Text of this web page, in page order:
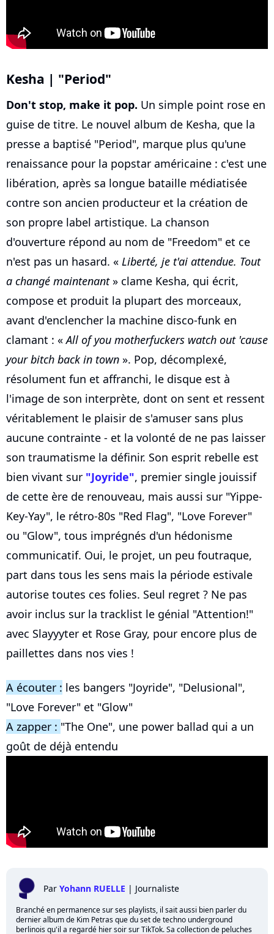
Kesha | "Period"
Don't stop, make it pop. Un simple point rose en
guise de titre. Le nouvel album de Kesha, que la
presse a baptisé "Period", marque plus qu'une
renaissance pour la popstar américaine : c'est une
libération, après sa longue bataille médiatisée
contre son ancien producteur et la création de
son propre label artistique. La chanson
d'ouverture répond au nom de "Freedom" et ce
n'est pas un hasard. « Liberté, je t'ai attendue. Tout
a changé maintenant» clame Kesha, qui écrit,
compose et produit la plupart des morceaux,
avant d'enclencher la machine disco-funk en
clamant : «All of you motherfuckers watch out 'cause
your bitch back in town ». Pop, décomplexé,
résolument fun et affranchi, le disque est à
l'image de son interprète, dont on sent et ressent
véritablement le plaisir de s'amuser sans plus
aucune contrainte - et la volonté de ne pas laisser
son traumatisme la définir. Son esprit rebelle est
bien vivant sur "Joyride", premier single jouissif
de cette ère de renouveau, mais aussi sur "Yippe-
Key-Yay", le rétro-80s "Red Flag", "Love Forever"
ou "Glow", tous imprégnés d'un hédonisme
communicatif. Oui, le projet, un peu foutraque,
part dans tous les sens mais la période estivale
autorise toutes ces folies. Seul regret ? Ne pas
avoir inclus sur la tracklist le génial "Attention!"
avec Slayyyter et Rose Gray, pour encore plus de
paillettes dans nos vies !
A écouter : les bangers "Joyride", "Delusional",
"Love Forever" et "Glow"
A zapper : "The One", une power ballad qui a un
goût de déjà entendu
Par Yohann RUELLE | Journaliste
Branché en permanence sur ses playlists, il sait aussi bien parler du
dernier album de Kim Petras que du set de techno underground
berlinois qu'il a regardé hier soir sur TikTok. Sa collection de peluches